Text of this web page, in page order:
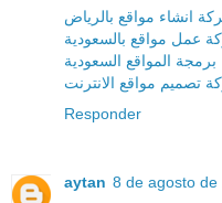
انشاء مواقع بالرياض
عمل مواقع بالسعودية
برمجة المواقع السعودية
تصميم مواقع الانترنت
Responder
aytan 8 de agosto de